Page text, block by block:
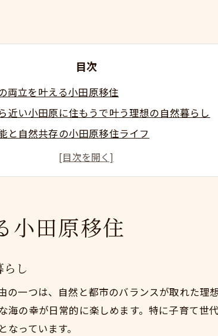
目次
両立を叶える小田原移住
近い小田原に住もうで叶う理想の自然暮らし
と自然共存の小田原移住ライフ
ら近い小田原に住もうで毎日がリフレッシュ
まれても都心アクセス抜群の生活
小田原に住もう新生活の魅力
近い小田原に住もう新生活で得られる心のゆ
近い小田原に住もう理想の暮らしを体感
活費も抑えられる新スタイル
近い小田原に住もうで叶う余裕ある時間
小田原移住
し
一つは、自然と都市のバランスが取れた理
の幸が日常的に楽しめます。特に子育て世
っています。